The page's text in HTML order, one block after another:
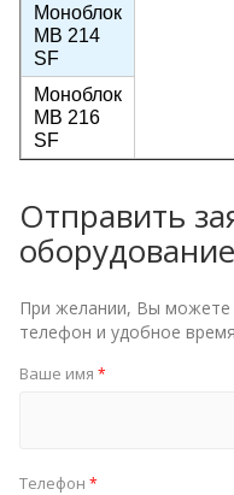
Моноблок
MB 214
SF
Моноблок
MB 216
SF
Отправить
оборудование
При желании, Вы можете
телефон и удобное
Ваше имя *
Телефон *